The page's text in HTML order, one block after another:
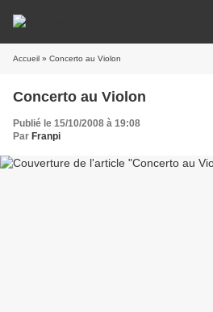
Accueil » Concerto au Violon
Concerto au Violon
Publié le 15/10/2008 à 19:08
Par Franpi